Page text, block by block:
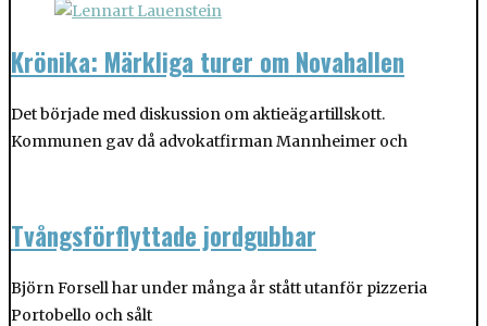
Krönika: Märkliga turer om Novahallen
Det började med diskussion om aktieägartillskott.
Kommunen gav då advokatfirman Mannheimer och
Tvångsförflyttade jordgubbar
Björn Forsell har under många år stått utanför pizzeria
Portobello och sålt